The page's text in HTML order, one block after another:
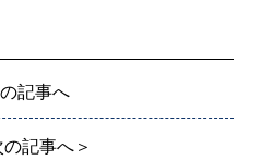
記事へ
の記事へ＞